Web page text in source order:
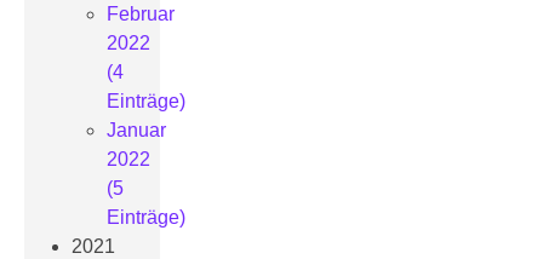
Februar
2022
(4
Einträge)
Januar
2022
(5
Einträge)
2021